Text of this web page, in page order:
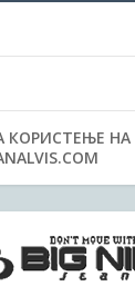
КОРИСТЕЊЕ